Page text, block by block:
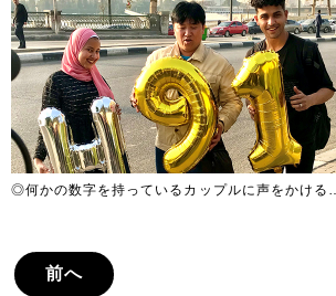
◎何かの数字を持っているカップルに声をかける…
前へ